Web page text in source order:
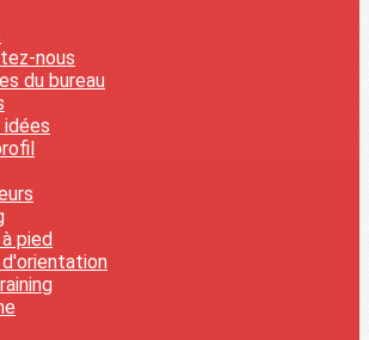
nous
du bureau
pied
d'orientation